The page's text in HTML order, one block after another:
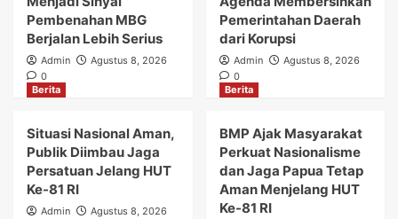
Pembenahan MBG
Berjalan Lebih Serius
Admin
Agustus 8, 2026
0
Pemerintahan Daerah
dari Korupsi
Admin
Agustus 8, 2026
0
Berita
Situasi Nasional Aman,
Publik Diimbau Jaga
Persatuan Jelang HUT
Ke-81 RI
Admin
Agustus 8, 2026
Berita
BMP Ajak Masyarakat
Perkuat Nasionalisme
dan Jaga Papua Tetap
Aman Menjelang HUT
Ke-81 RI